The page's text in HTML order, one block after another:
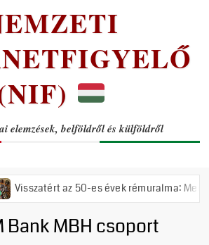
elemzések, belföldről és külföldről
az 50-es évek rémuralma:
Bank MBH csoport